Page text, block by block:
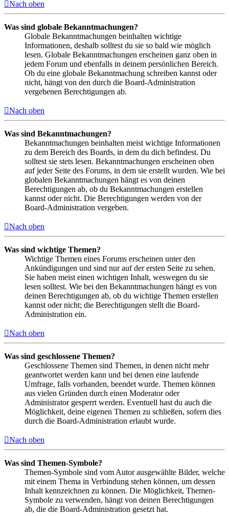
Nach oben
Was sind globale Bekanntmachungen?
Globale Bekanntmachungen beinhalten wichtige
Informationen, deshalb solltest du sie so bald wie möglich
lesen. Globale Bekanntmachungen erscheinen ganz oben in
jedem Forum und ebenfalls in deinem persönlichen Bereich.
Ob du eine globale Bekanntmachung schreiben kannst oder
nicht, hängt von den durch die Board-Administration
vergebenen Berechtigungen ab.
Nach oben
Was sind Bekanntmachungen?
Bekanntmachungen beinhalten meist wichtige Informationen
zu dem Bereich des Boards, in dem du dich befindest. Du
solltest sie stets lesen. Bekanntmachungen erscheinen oben
auf jeder Seite des Forums, in dem sie erstellt wurden. Wie bei
globalen Bekanntmachungen hängt es von deinen
Berechtigungen ab, ob du Bekanntmachungen erstellen
kannst oder nicht. Die Berechtigungen werden von der
Board-Administration vergeben.
Nach oben
Was sind wichtige Themen?
Wichtige Themen eines Forums erscheinen unter den
Ankündigungen und sind nur auf der ersten Seite zu sehen.
Sie haben meist einen wichtigen Inhalt, weswegen du sie
lesen solltest. Wie bei den Bekanntmachungen hängt es von
deinen Berechtigungen ab, ob du wichtige Themen erstellen
kannst oder nicht; die Berechtigungen stellt die Board-
Administration ein.
Nach oben
Was sind geschlossene Themen?
Geschlossene Themen sind Themen, in denen nicht mehr
geantwortet werden kann und bei denen eine laufende
Umfrage, falls vorhanden, beendet wurde. Themen können
aus vielen Gründen durch einen Moderator oder
Administrator gesperrt werden. Eventuell hast du auch die
Möglichkeit, deine eigenen Themen zu schließen, sofern dies
durch die Board-Administration erlaubt wurde.
Nach oben
Was sind Themen-Symbole?
Themen-Symbole sind vom Autor ausgewählte Bilder, welche
mit einem Thema in Verbindung stehen können, um dessen
Inhalt kennzeichnen zu können. Die Möglichkeit, Themen-
Symbole zu verwenden, hängt von deinen Berechtigungen
ab, die die Board-Administration gesetzt hat.